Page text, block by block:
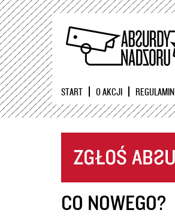
START O AKCJI REGULAMIN
CO NOWEGO?